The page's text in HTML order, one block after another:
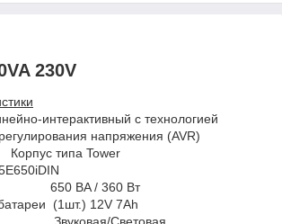
230V
интерактивный с технологией
напряжения (AVR)
типа Tower
BA / 360 Вт
(1шт.) 12V 7Ah